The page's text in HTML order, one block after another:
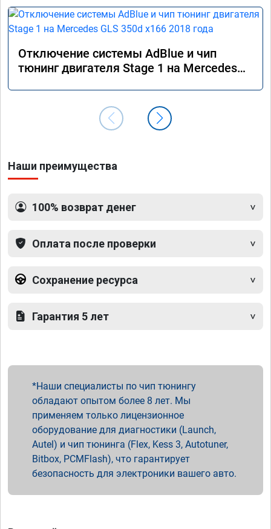
Отключение системы AdBlue и чип
тюнинг двигателя Stage 1 на Mercedes
Наши преимущества
100% возврат денег
Оплата после проверки
Сохранение ресурса
Гарантия 5 лет
Наши специалисты по чип тюнингу
обладают опытом более 8 лет. Мы
применяем только лицензионное
оборудование для диагностики (Launch,
Autel) и чип тюнинга (Flex, Kess 3, Autotuner,
Bitbox, PCMFlash), что гарантирует
безопасность для электроники вашего авто.